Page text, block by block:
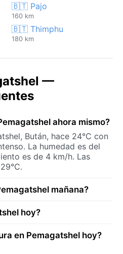
🇧🇹 Pajo
160 km
🇧🇹 Thimphu
180 km
—
ahora mismo?
Bután, hace 24°C con
La humedad es del
es de 4 km/h. Las
mañana?
hoy?
en Pemagatshel hoy?